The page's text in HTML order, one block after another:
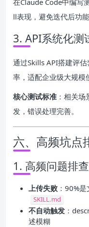
在Claude Code中编写
ll表现，避免迭代后功能
3. API系统化测
通过Skills API搭建评
率，适配企业级大规模
核心测试标准 ：相关
发，错误处理完善。
六、高频坑点
1. 高频问题排查
上传失败 ：90%
SKILL.md
不自动触发 ：
述模糊